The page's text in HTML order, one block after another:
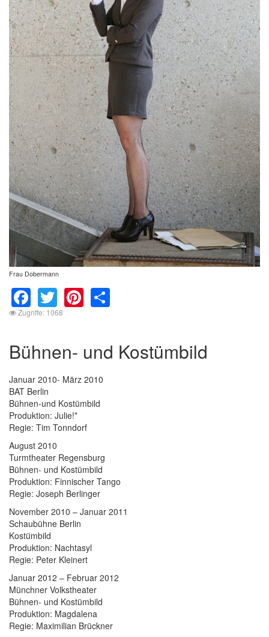
Frau Dobermann
Facebook
TwitterPinterest
Zugriffe: 1068
Bühnen- und Kostümbild
Januar 2010- März 2010
BAT Berlin
Bühnen-und Kostümbild
Produktion: Julie!*
Regie: Tim Tonndorf
August 2010
Turmtheater Regensburg
Bühnen- und Kostümbild
Produktion: Finnischer Tango
Regie: Joseph Berlinger
November 2010 – Januar 2011
Schaubühne Berlin
Kostümbild
Produktion: Nachtasyl
Regie: Peter Kleinert
Januar 2012 – Februar 2012
Münchner Volkstheater
Bühnen- und Kostümbild
Produktion: Magdalena
Regie: Maximilian Brückner